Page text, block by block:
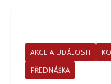
AKCE A UDÁLOSTI
PŘEDNÁŠKA